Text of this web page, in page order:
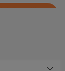
till